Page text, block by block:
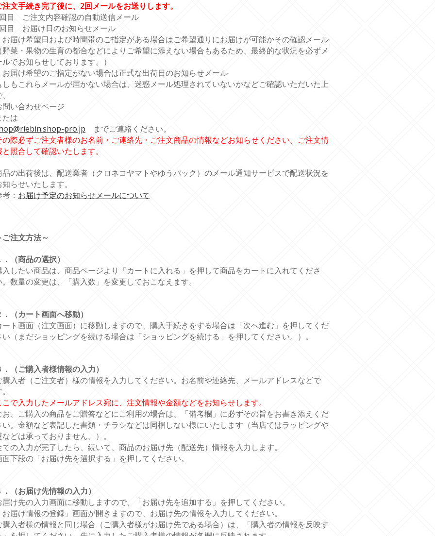
注文手続き完了後に、2回メールをお送りします。
目 ご注文内容確認の自動送信メール
目 お届け日のお知らせメール
お届け希望日および時間帯のご指定がある場合はご希望通りにお届けが可能かその確認メール
野菜・果物の生育の都合などによりご希望に添えない場合もあるため、最終的な状況を必ずメ
ルでお知らせしております。）
お届け希望のご指定がない場合は正式な出荷日のお知らせメール
しもこれらメールが届かない場合は、迷惑メール処理されていないかなどご確認いただいた上
問い合わせページ
たは
pro.jp までご連絡ください。
の際必ずご注文者様のお名前・ご連絡先・ご注文商品の情報などお知らせください。ご注文情
と照合して確認いたします。
品の出荷後は、配送業者（クロネコヤマトやゆうパック）のメール通知サービスで配送状況を
知らせいたします。
： お届け予定のお知らせメールについて
ご注文方法～
．（商品の選択）
入したい商品は、商品ページより「カートに入れる」を押して商品をカートに入れてくださ
。数量の変更は、「購入数」を変更しておこなえます。
．（カート画面へ移動）
ート画面（注文画面）に移動しますので、購入手続きをする場合は「次へ進む」を押してくだ
い（まだショッピングを続ける場合は「ショッピングを続ける」を押してください。）。
．（ご購入者様情報の入力）
購入者（ご注文者）様の情報を入力してください。お名前や連絡先、メールアドレスなどで
こで入力したメールアドレス宛に、注文情報や金額などをお知らせします。
お、ご購入の商品をご贈答などにご利用の場合は、「備考欄」に必ずその旨をお書き添えくだ
い。金額など表記した書類・チラシなどは同梱しない様にいたします（当店ではラッピングや
などは承っておりません。）。
ての入力が完了したら、続いて、商品のお届け先（配送先）情報を入力します。
面下段の「お届け先を選択する」を押してください。
．（お届け先情報の入力）
届け先の入力画面に移動しますので、「お届け先を追加する」を押してください。
お届け情報の登録」画面が開きますので、お届け先の情報を入力してください。
購入者様の情報と同じ場合（ご購入者様がお届け先である場合）は、「購入者の情報を反映す